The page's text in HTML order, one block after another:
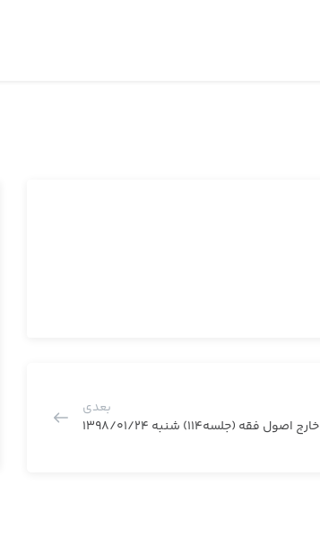
بعدی
خارج اصول فقه (جلسه114) شنبه 1398/01/24